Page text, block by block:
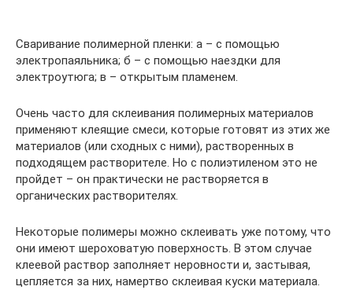
Сваривание полимерной пленки: а – с помощью
электропаяльника; б – с помощью наездки для
электроутюга; в – открытым пламенем.
Очень часто для склеивания полимерных материалов
применяют клеящие смеси, которые готовят из этих же
материалов (или сходных с ними), растворенных в
подходящем растворителе. Но с полиэтиленом это не
пройдет – он практически не растворяется в
органических растворителях.
Некоторые полимеры можно склеивать уже потому, что
они имеют шероховатую поверхность. В этом случае
клеевой раствор заполняет неровности и, застывая,
цепляется за них, намертво склеивая куски материала.